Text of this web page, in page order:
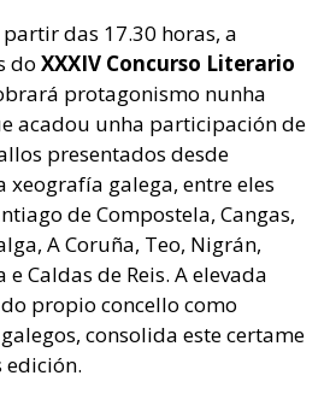
das 17.30 horas, a
do XXXIV Concurso Literario
protagonismo nunha
acadou unha participación de
presentados desde
galega, entre eles
de Compostela, Cangas,
A Coruña, Teo, Nigrán,
Caldas de Reis. A elevada
propio concello como
consolida este certame